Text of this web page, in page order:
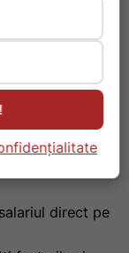
este un
sigur și
îți oferă
direct pe